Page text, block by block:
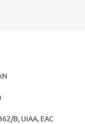
B, UIAA, EAC